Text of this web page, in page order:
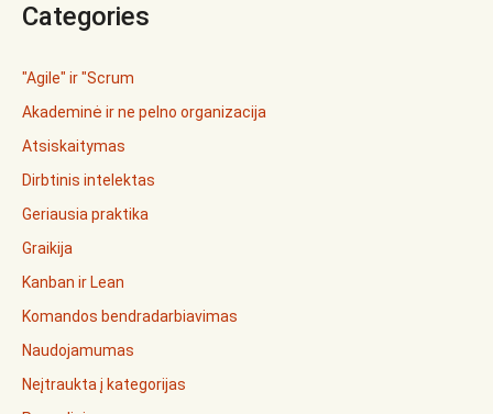
Categories
"Agile" ir "Scrum
Akademinė ir ne pelno organizacija
Atsiskaitymas
Dirbtinis intelektas
Geriausia praktika
Graikija
Kanban ir Lean
Komandos bendradarbiavimas
Naudojamumas
Neįtraukta į kategorijas